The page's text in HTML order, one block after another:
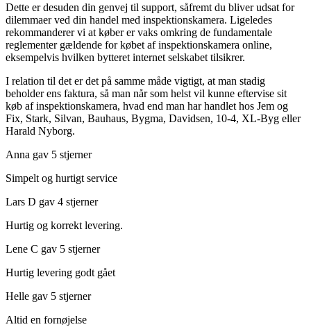
Dette er desuden din genvej til support, såfremt du bliver udsat for
dilemmaer ved din handel med inspektionskamera. Ligeledes
rekommanderer vi at køber er vaks omkring de fundamentale
reglementer gældende for købet af inspektionskamera online,
eksempelvis hvilken bytteret internet selskabet tilsikrer.
I relation til det er det på samme måde vigtigt, at man stadig
beholder ens faktura, så man når som helst vil kunne eftervise sit
køb af inspektionskamera, hvad end man har handlet hos Jem og
Fix, Stark, Silvan, Bauhaus, Bygma, Davidsen, 10-4, XL-Byg eller
Harald Nyborg.
Anna gav 5 stjerner
Simpelt og hurtigt service
Lars D gav 4 stjerner
Hurtig og korrekt levering.
Lene C gav 5 stjerner
Hurtig levering godt gået
Helle gav 5 stjerner
Altid en fornøjelse